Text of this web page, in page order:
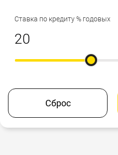
Ставка по кредиту % годовых
Сброс